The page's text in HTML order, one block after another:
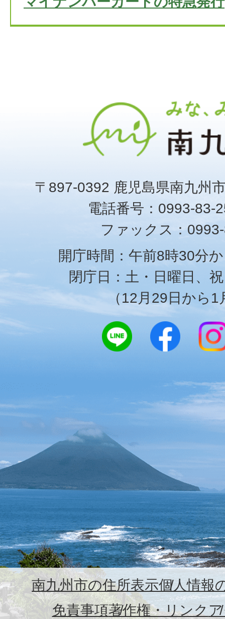
〒897-0392 鹿児島県南九州
電話番号：0993-83-
ファックス：
開庁時間：午前8時30分
閉庁日：土・日曜日、
（12月29日から1
南九州市の住所表示個人情報
免責事項著作権・リンク